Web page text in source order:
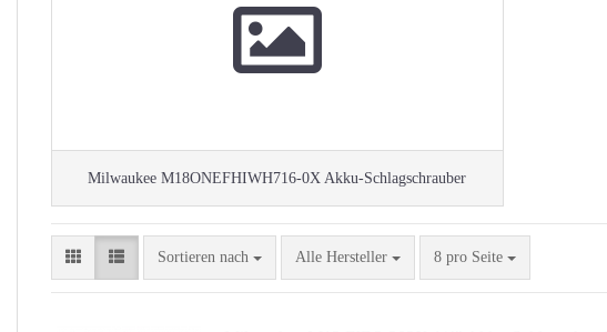
Milwaukee M18ONEFHIWH716-0X Akku-Schlagschrauber
Sortieren nach
Sortieren nach Alle Hersteller 8 pro Seite
pro Seite